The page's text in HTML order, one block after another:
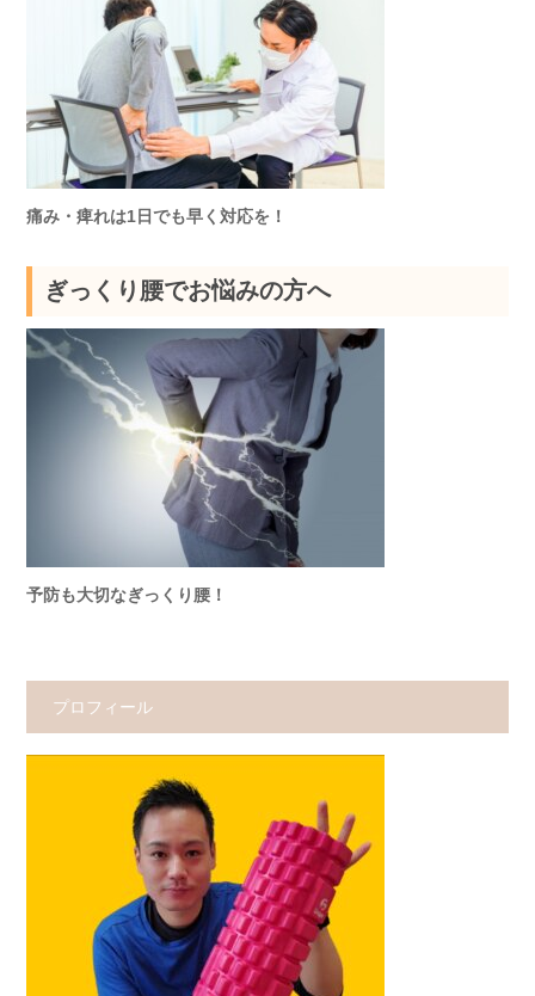
痛み・痺れは1日でも早く対応を！
ぎっくり腰でお悩みの方へ
予防も大切なぎっくり腰！
プロフィール